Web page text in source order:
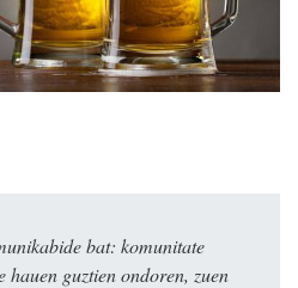
bat: komunitate
hauen guztien ondoren, zuen